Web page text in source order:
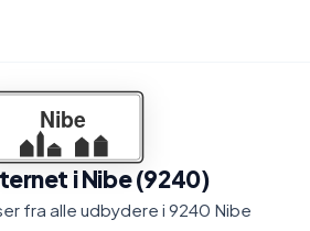
i Nibe (9240)
fra alle udbydere i 9240 Nibe